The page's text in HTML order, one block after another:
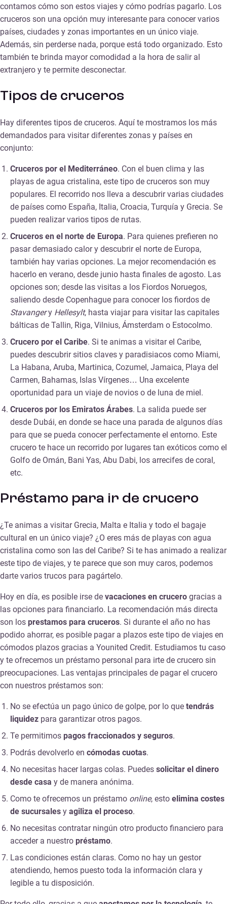
contamos cómo son estos viajes y cómo podrías pagarlo. Los
cruceros son una opción muy interesante para conocer varios
países, ciudades y zonas importantes en un único viaje.
Además, sin perderse nada, porque está todo organizado. Esto
también te brinda mayor comodidad a la hora de salir al
extranjero y te permite desconectar.
Tipos de cruceros
Hay diferentes tipos de cruceros. Aquí te mostramos los más
demandados para visitar diferentes zonas y países en
conjunto:
Cruceros por el Mediterráneo. Con el buen clima y las
playas de agua cristalina, este tipo de cruceros son muy
populares. El recorrido nos lleva a descubrir varias ciudades
de países como España, Italia, Croacia, Turquía y Grecia. Se
pueden realizar varios tipos de rutas.
Cruceros en el norte de Europa. Para quienes prefieren no
pasar demasiado calor y descubrir el norte de Europa,
también hay varias opciones. La mejor recomendación es
hacerlo en verano, desde junio hasta finales de agosto. Las
opciones son; desde las visitas a los Fiordos Noruegos,
saliendo desde Copenhague para conocer los fiordos de
Stavanger y Hellesylt, hasta viajar para visitar las capitales
bálticas de Tallin, Riga, Vilnius, Ámsterdam o Estocolmo.
Crucero por el Caribe. Si te animas a visitar el Caribe,
puedes descubrir sitios claves y paradisiacos como Miami,
La Habana, Aruba, Martinica, Cozumel, Jamaica, Playa del
Carmen, Bahamas, Islas Vírgenes… Una excelente
oportunidad para un viaje de novios o de luna de miel.
Cruceros por los Emiratos Árabes. La salida puede ser
desde Dubái, en donde se hace una parada de algunos días
para que se pueda conocer perfectamente el entorno. Este
crucero te hace un recorrido por lugares tan exóticos como el
Golfo de Omán, Bani Yas, Abu Dabi, los arrecifes de coral,
etc.
Préstamo para ir de crucero
¿Te animas a visitar Grecia, Malta e Italia y todo el bagaje
cultural en un único viaje? ¿O eres más de playas con agua
cristalina como son las del Caribe? Si te has animado a realizar
este tipo de viajes, y te parece que son muy caros, podemos
darte varios trucos para pagártelo.
Hoy en día, es posible irse de vacaciones en crucero gracias a
las opciones para financiarlo. La recomendación más directa
son los prestamos para cruceros. Si durante el año no has
podido ahorrar, es posible pagar a plazos este tipo de viajes en
cómodos plazos gracias a Younited Credit. Estudiamos tu caso
y te ofrecemos un préstamo personal para irte de crucero sin
preocupaciones. Las ventajas principales de pagar el crucero
con nuestros préstamos son:
No se efectúa un pago único de golpe, por lo que tendrás
liquidez para garantizar otros pagos.
Te permitimos pagos fraccionados y seguros.
Podrás devolverlo en cómodas cuotas.
No necesitas hacer largas colas. Puedes solicitar el dinero
desde casa y de manera anónima.
Como te ofrecemos un préstamo online, esto elimina costes
de sucursales y agiliza el proceso.
No necesitas contratar ningún otro producto financiero para
acceder a nuestro préstamo.
Las condiciones están claras. Como no hay un gestor
atendiendo, hemos puesto toda la información clara y
legible a tu disposición.